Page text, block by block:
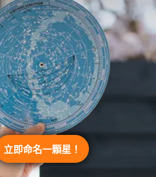
立即命名一顆星！